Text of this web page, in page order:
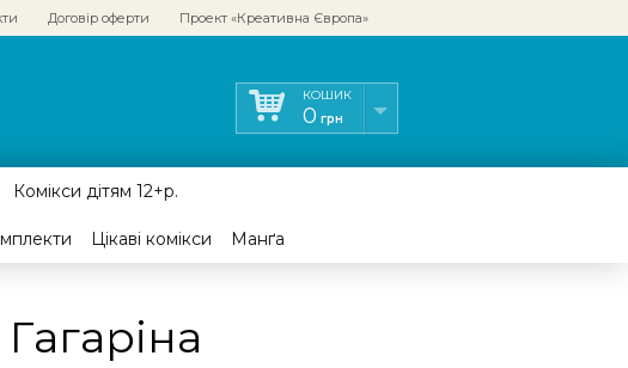
Договір оферти Проект «Креативна Європа»
Комікси дітям 12+р.
Цікаві комікси Манґа
КОШИК
0 грн